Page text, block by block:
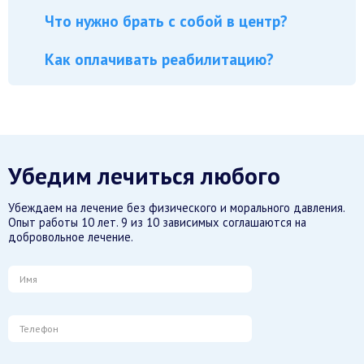
Что нужно брать с собой в центр?
Как оплачивать реабилитацию?
Убедим лечиться любого
Убеждаем на лечение без физического и морального давления.
Опыт работы 10 лет. 9 из 10 зависимых соглашаются на
добровольное лечение.